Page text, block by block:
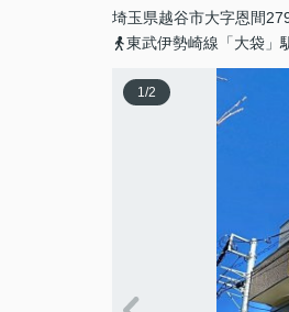
埼玉県越谷市大字恩間
東武伊勢崎線「大袋」
1/2